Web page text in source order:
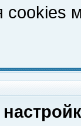
cookies